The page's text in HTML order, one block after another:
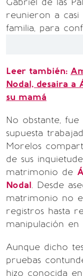
reunieron a casi
familia, para
Leer también:
Nodal, desaira a
su mamá
No obstante,
supuesta
Morelos
de sus
matrimonio de
Nodal. Desde
matrimonio no
registros hasta
manipulación en
Aunque dicho
pruebas
hizo conocida